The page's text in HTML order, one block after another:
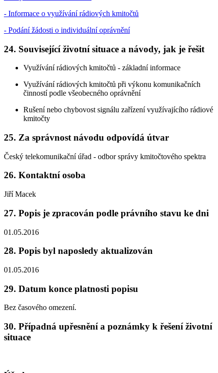
- Informace o využívání rádiových kmitočtů
- Podání žádosti o individuální oprávnění
24. Související životní situace a návody, jak je řešit
Využívání rádiových kmitočtů - základní informace
Využívání rádiových kmitočtů při výkonu komunikačních
činností podle všeobecného oprávnění
Rušení nebo chybovost signálu zařízení využívajícího rádiové
kmitočty
25. Za správnost návodu odpovídá útvar
Český telekomunikační úřad - odbor správy kmitočtového spektra
26. Kontaktní osoba
Jiří Macek
27. Popis je zpracován podle právního stavu ke dni
01.05.2016
28. Popis byl naposledy aktualizován
01.05.2016
29. Datum konce platnosti popisu
Bez časového omezení.
30. Případná upřesnění a poznámky k řešení životní
situace